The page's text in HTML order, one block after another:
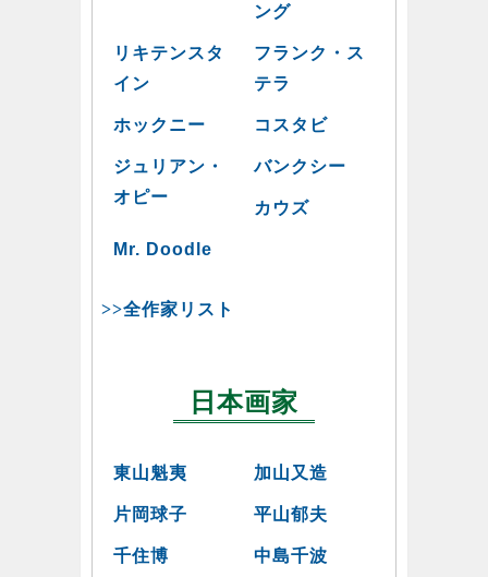
ング
リキテンスタ
イン
フランク・ス
テラ
ホックニー コスタビ
ジュリアン・
オピー
バンクシー
カウズ
Mr. Doodle
>>全作家リスト
日本画家
東山魁夷 加山又造
片岡球子 平山郁夫
千住博 中島千波